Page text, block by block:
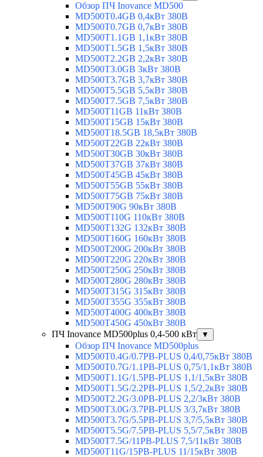
Обзор ПЧ Inovance MD500
MD500T0.4GB 0,4кВт 380В
MD500T0.7GB 0,7кВт 380В
MD500T1.1GB 1,1кВт 380В
MD500T1.5GB 1,5кВт 380В
MD500T2.2GB 2,2кВт 380В
MD500T3.0GB 3кВт 380В
MD500T3.7GB 3,7кВт 380В
MD500T5.5GB 5,5кВт 380В
MD500T7.5GB 7,5кВт 380В
MD500T11GB 11кВт 380В
MD500T15GB 15кВт 380В
MD500T18.5GB 18,5кВт 380В
MD500T22GB 22кВт 380В
MD500T30GB 30кВт 380В
MD500T37GB 37кВт 380В
MD500T45GB 45кВт 380В
MD500T55GB 55кВт 380В
MD500T75GB 75кВт 380В
MD500T90G 90кВт 380В
MD500T110G 110кВт 380В
MD500T132G 132кВт 380В
MD500T160G 160кВт 380В
MD500T200G 200кВт 380В
MD500T220G 220кВт 380В
MD500T250G 250кВт 380В
MD500T280G 280кВт 380В
MD500T315G 315кВт 380В
MD500T355G 355кВт 380В
MD500T400G 400кВт 380В
MD500T450G 450кВт 380В
ПЧ Inovance MD500plus 0,4-500 кВт
▼
Обзор ПЧ Inovance MD500plus
MD500T0.4G/0.7PB-PLUS 0,4/0,75кВт 380В
MD500T0.7G/1.1PB-PLUS 0,75/1,1кВт 380В
MD500T1.1G/1.5PB-PLUS 1,1/1,5кВт 380В
MD500T1.5G/2.2PB-PLUS 1,5/2,2кВт 380В
MD500T2.2G/3.0PB-PLUS 2,2/3кВт 380В
MD500T3.0G/3.7PB-PLUS 3/3,7кВт 380В
MD500T3.7G/5.5PB-PLUS 3,7/5,5кВт 380В
MD500T5.5G/7.5PB-PLUS 5,5/7,5кВт 380В
MD500T7.5G/11PB-PLUS 7,5/11кВт 380В
MD500T11G/15PB-PLUS 11/15кВт 380В